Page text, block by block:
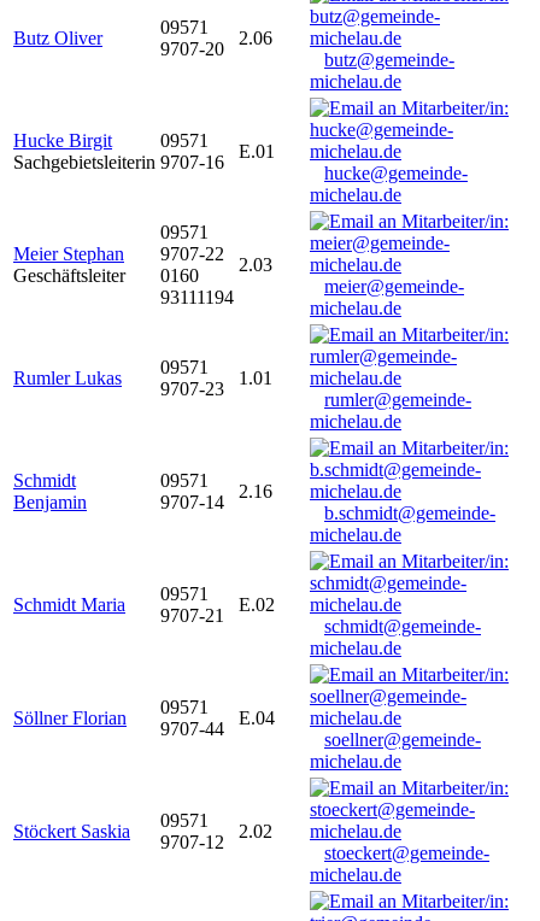
Butz Oliver
09571
9707-20
2.06
butz@gemeinde-
michelau.de
Hucke Birgit
Sachgebietsleiterin
09571
9707-16
E.01
hucke@gemeinde-
michelau.de
Meier Stephan
Geschäftsleiter
09571
9707-22
0160
93111194
2.03
meier@gemeinde-
michelau.de
Rumler Lukas
09571
9707-23
1.01
rumler@gemeinde-
michelau.de
Schmidt
Benjamin
09571
9707-14
2.16
b.schmidt@gemeinde-
michelau.de
Schmidt Maria
09571
9707-21
E.02
schmidt@gemeinde-
michelau.de
Söllner Florian
09571
9707-44
E.04
soellner@gemeinde-
michelau.de
Stöckert Saskia
09571
9707-12
2.02
stoeckert@gemeinde-
michelau.de